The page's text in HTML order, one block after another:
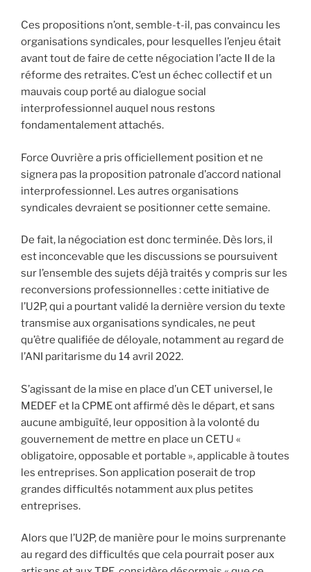
Ces propositions n’ont, semble-t-il, pas convaincu les
organisations syndicales, pour lesquelles l’enjeu était
avant tout de faire de cette négociation l’acte II de la
réforme des retraites. C’est un échec collectif et un
mauvais coup porté au dialogue social
interprofessionnel auquel nous restons
fondamentalement attachés.
Force Ouvrière a pris officiellement position et ne
signera pas la proposition patronale d’accord national
interprofessionnel. Les autres organisations
syndicales devraient se positionner cette semaine.
De fait, la négociation est donc terminée. Dès lors, il
est inconcevable que les discussions se poursuivent
sur l’ensemble des sujets déjà traités y compris sur les
reconversions professionnelles : cette initiative de
l’U2P, qui a pourtant validé la dernière version du texte
transmise aux organisations syndicales, ne peut
qu’être qualifiée de déloyale, notamment au regard de
l’ANI paritarisme du 14 avril 2022.
S’agissant de la mise en place d’un CET universel, le
MEDEF et la CPME ont affirmé dès le départ, et sans
aucune ambiguïté, leur opposition à la volonté du
gouvernement de mettre en place un CETU «
obligatoire, opposable et portable », applicable à toutes
les entreprises. Son application poserait de trop
grandes difficultés notamment aux plus petites
entreprises.
Alors que l’U2P, de manière pour le moins surprenante
au regard des difficultés que cela pourrait poser aux